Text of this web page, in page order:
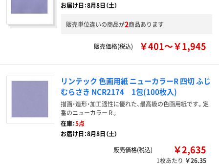
お届け日：8月8日（土）
販売単位違いの商品が2商品あります
販売価格(税込) ￥401～￥1,945
リンテック 色画用紙 ニューカラーR 四切 ふじ
むらさき NCR2174 1包(100枚入)
描画・造形・加工適性に優れた、最高級の色画用紙です。定
番のニューカラーＲ。
在庫：5点
お届け日：8月8日（土）
販売価格(税込)
￥2,635
1枚あたり ￥26.35